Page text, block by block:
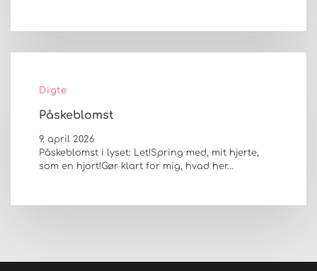
Digte
Påskeblomst
9. april 2026
Påskeblomst i lyset: Let!Spring med, mit hjerte,
som en hjort!Gør klart for mig, hvad her…